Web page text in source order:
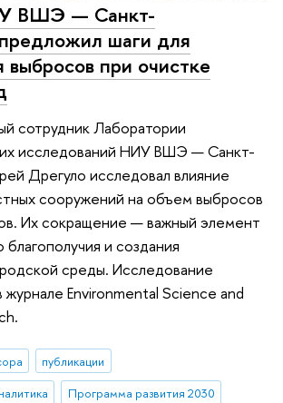
ВШЭ — Санкт-
шаги для
выбросов при очистке
сотрудник Лаборатории
исследований НИУ ВШЭ — Санкт-
Дрегуло исследовал влияние
сооружений на объем выбросов
Их сокращение — важный элемент
благополучия и создания
среды. Исследование
журнале Environmental Science and
публикации
Программа развития 2030